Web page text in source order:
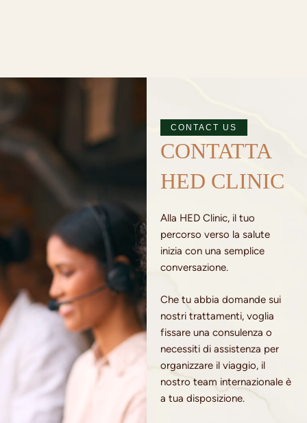
CONTACT US
CONTATTA
HED CLINIC
Alla HED Clinic, il tuo
percorso verso la salute
inizia con una semplice
conversazione.
Che tu abbia domande sui
nostri trattamenti, voglia
fissare una consulenza o
necessiti di assistenza per
organizzare il viaggio, il
nostro team internazionale è
a tua disposizione.